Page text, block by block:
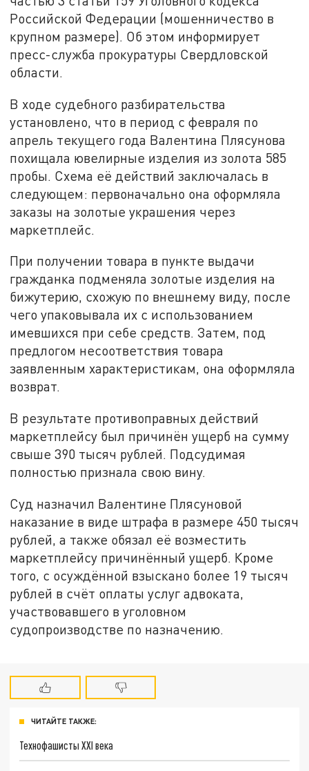
Российской Федерации (мошенничество в
крупном размере). Об этом информирует
пресс-служба прокуратуры Свердловской
области.
В ходе судебного разбирательства
установлено, что в период с февраля по
апрель текущего года Валентина Плясунова
похищала ювелирные изделия из золота 585
пробы. Схема её действий заключалась в
следующем: первоначально она оформляла
заказы на золотые украшения через
маркетплейс.
При получении товара в пункте выдачи
гражданка подменяла золотые изделия на
бижутерию, схожую по внешнему виду, после
чего упаковывала их с использованием
имевшихся при себе средств. Затем, под
предлогом несоответствия товара
заявленным характеристикам, она оформляла
возврат.
В результате противоправных действий
маркетплейсу был причинён ущерб на сумму
свыше 390 тысяч рублей. Подсудимая
полностью признала свою вину.
Суд назначил Валентине Плясуновой
наказание в виде штрафа в размере 450 тысяч
рублей, а также обязал её возместить
маркетплейсу причинённый ущерб. Кроме
того, с осуждённой взыскано более 19 тысяч
рублей в счёт оплаты услуг адвоката,
участвовавшего в уголовном
судопроизводстве по назначению.
ЧИТАЙТЕ ТАКЖЕ:
Технофашисты XXI века